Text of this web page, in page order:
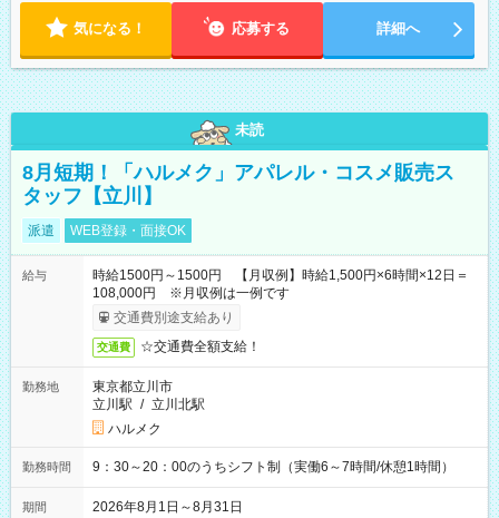
気になる！ 応募する 詳細へ
未読
8月短期！「ハルメク」アパレル・コスメ販売ス
タッフ【立川】
派遣 WEB登録・面接OK
給与
時給1500円～1500円 【月収例】時給1,500円×6時間×12日＝
108,000円 ※月収例は一例です
交通費別途支給あり
交通費 ☆交通費全額支給！
勤務地
東京都立川市
立川駅 / 立川北駅
ハルメク
勤務時間 9：30～20：00のうちシフト制（実働6～7時間/休憩1時間）
期間 2026年8月1日～8月31日